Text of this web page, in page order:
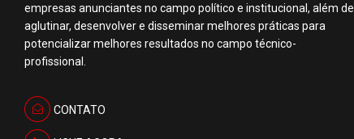
empresas anunciantes no campo político e institucional, além de
aglutinar, desenvolver e disseminar melhores práticas para
potencializar melhores resultados no campo técnico-
profissional.
CONTATO